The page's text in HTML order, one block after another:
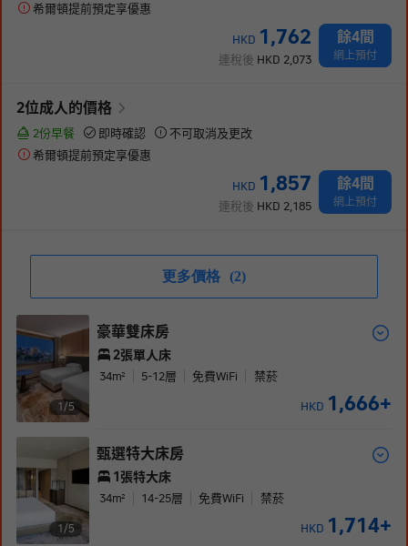
希爾頓提前預定享優惠
HKD 1,762
連稅後 HKD 2,073
餘4間
網上預付
2位成人 的價格
2份早餐 即時確認
不可取消及更改
希爾頓提前預定享優惠
HKD 1,857
連稅後 HKD 2,185
餘4間
網上預付
更多價格 (2)
1/5
豪華雙床房
2張單人床
34m² 5-12層 免費WiFi 禁菸
HKD 1,666+
1/5
甄選特大床房
1張特大床
34m² 14-25層 免費WiFi 禁菸
HKD 1,714+